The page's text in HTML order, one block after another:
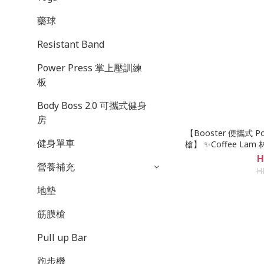
藥球
Resistant Band
Power Press 掌上壓訓練
板
Body Boss 2.0 可攜式健身
房
健身單車
營養補充
地墊
筋膜槍
Pull up Bar
跑步機
【Booster 便攜式
槍】 ✨Coffee Lam